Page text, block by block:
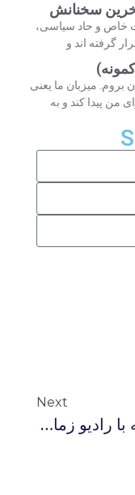
سخنانش
خاص و حاد سیاسی،
گرفته اند و
بروم. میزبان ما یعنی
من پیدا کند و به
Next
مصاحبه با راديو زمانه در ارتباط با ابتکار رهبران جنبش سبز و نگرانی حاکمیت